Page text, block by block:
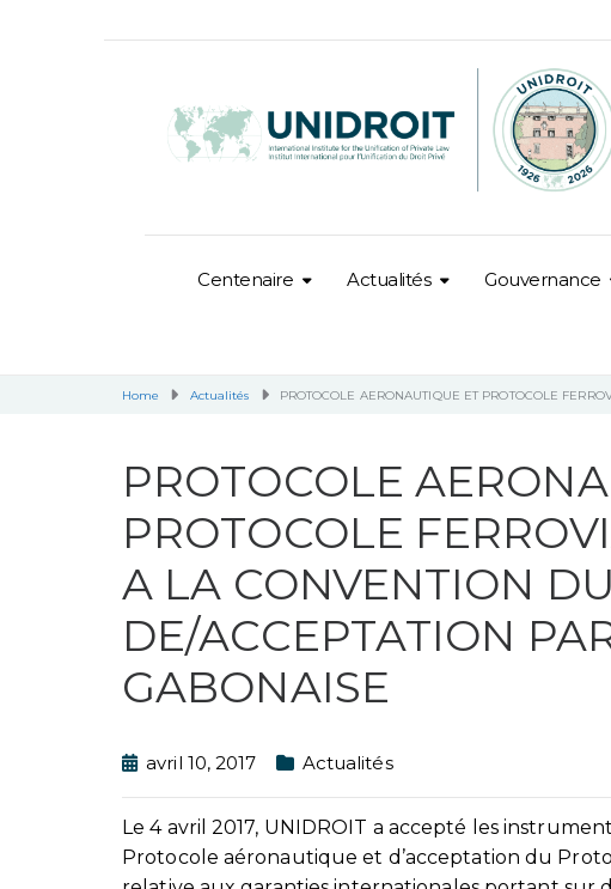
Centenaire Actualités Gouvernance
Home Actualités PROTOCOLE AERONAUTIQUE ET PROTOCOLE
PROTOCOLE
PROTOCOLE
A LA CONVENTION
DE/ACCEPTATION
GABONAISE
avril 10, 2017 Actualités
Le 4 avril 2017, UNIDROIT a accepté les
Protocole aéronautique et d’acceptation du